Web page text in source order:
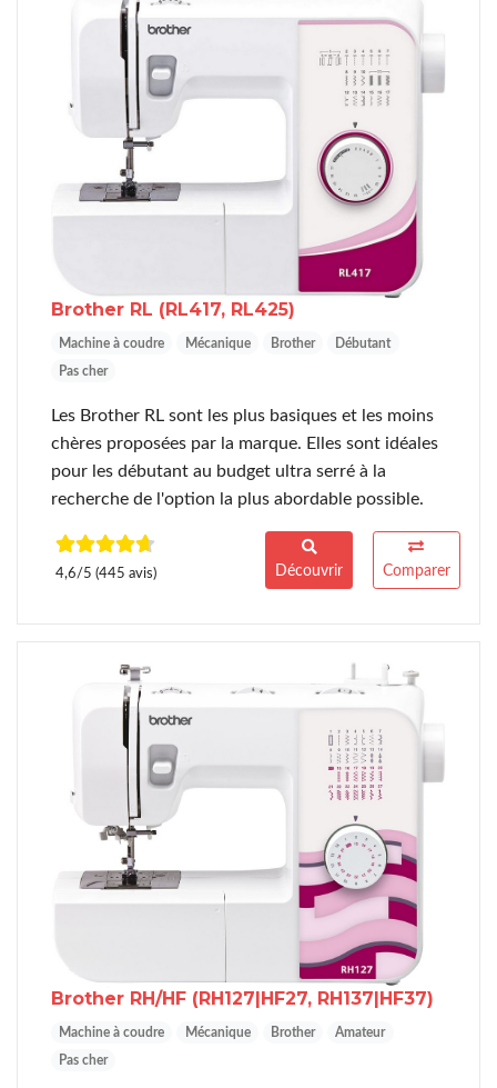
Brother RL (RL417, RL425)
Machine à coudre Mécanique Brother Débutant
Pas cher
Les Brother RL sont les plus basiques et les moins
chères proposées par la marque. Elles sont idéales
pour les débutant au budget ultra serré à la
recherche de l'option la plus abordable possible.
4,6/5 (445 avis) Découvrir Comparer
Brother RH/HF (RH127|HF27, RH137|HF37)
Machine à coudre Mécanique Brother Amateur
Pas cher